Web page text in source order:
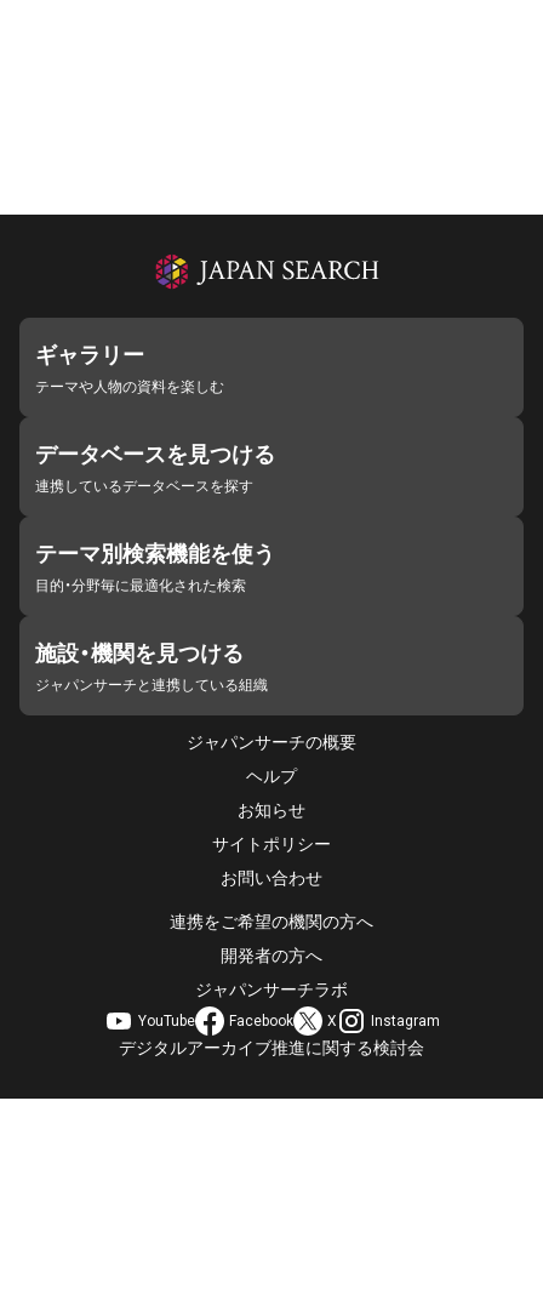
ギャラリー
テーマや人物の資料を楽しむ
データベースを見つける
連携しているデータベースを探す
テーマ別検索機能を使う
目的・分野毎に最適化された検索
施設・機関を見つける
ジャパンサーチと連携している組織
ジャパンサーチの概要
ヘルプ
お知らせ
サイトポリシー
お問い合わせ
連携をご希望の機関の方へ
開発者の方へ
ジャパンサーチラボ
YouTube Facebook X Instagram
デジタルアーカイブ推進に関する検討会